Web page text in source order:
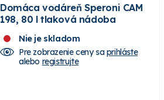
Domáca vodáreň Speroni CAM
198, 80 l tlaková nádoba
Nie je skladom
Pre zobrazenie ceny saprihláste
alebo registrujte